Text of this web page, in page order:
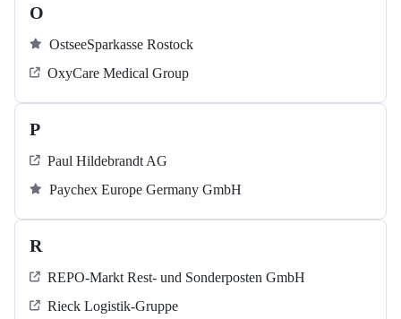
O
OstseeSparkasse Rostock
OxyCare Medical Group
P
Paul Hildebrandt AG
Paychex Europe Germany GmbH
R
REPO-Markt Rest- und Sonderposten GmbH
Rieck Logistik-Gruppe